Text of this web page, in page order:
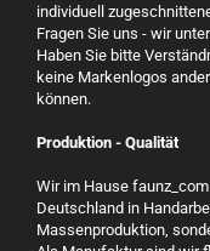
individuell
Fragen Sie uns - wir
Haben Sie bitte
keine Markenlogos
können.
Produktion - Qualität
Wir im Hause
Deutschland in
Massenproduktion,